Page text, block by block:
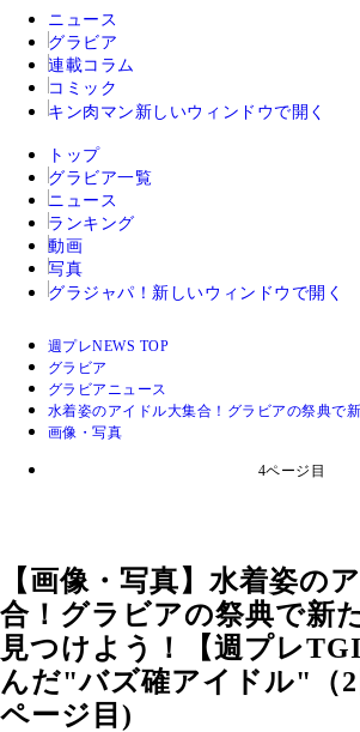
ニュース
グラビア
連載コラム
コミック
キン肉マン 新しいウィンドウで開く
トップ
グラビア一覧
ニュース
ランキング
動画
写真
グラジャパ！ 新しいウィンドウで開く
週プレNEWS TOP
グラビア
グラビアニュース
水着姿のアイドル大集合！グラビアの祭典で
画像・写真
4ページ目
【画像・写真】水着姿の
合！グラビアの祭典で新
見つけよう！【週プレ
んだ"バズ確アイドル"（2
ページ目)